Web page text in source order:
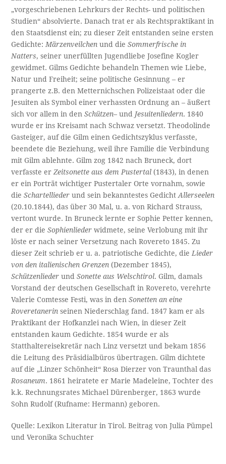
„vorgeschriebenen Lehrkurs der Rechts- und politischen
Studien“ absolvierte. Danach trat er als Rechtspraktikant in
den Staatsdienst ein; zu dieser Zeit entstanden seine ersten
Gedichte:Märzenveilchen und dieSommerfrische in
Natters, seiner unerfüllten Jugendliebe Josefine Kogler
gewidmet. Gilms Gedichte behandeln Themen wie Liebe,
Natur und Freiheit; seine politische Gesinnung – er
prangerte z.B. den Metternichschen Polizeistaat oder die
Jesuiten als Symbol einer verhassten Ordnung an – äußert
sich vor allem in denSchützen– und Jesuitenliedern. 1840
wurde er ins Kreisamt nach Schwaz versetzt. Theodolinde
Gasteiger, auf die Gilm einen Gedichtszyklus verfasste,
beendete die Beziehung, weil ihre Familie die Verbindung
mit Gilm ablehnte. Gilm zog 1842 nach Bruneck, dort
verfasste erZeitsonette aus dem Pustertal (1843), in denen
er ein Porträt wichtiger Pustertaler Orte vornahm, sowie
dieSchartellieder und sein bekanntestes GedichtAllerseelen
(20.10.1844), das über 30 Mal, u. a. von Richard Strauss,
vertont wurde. In Bruneck lernte er Sophie Petter kennen,
der er dieSophienlieder widmete, seine Verlobung mit ihr
löste er nach seiner Versetzung nach Rovereto 1845. Zu
dieser Zeit schrieb er u. a. patriotische Gedichte, dieLieder
von den italienischen Grenzen (Dezember 1845),
Schützenlieder undSonette aus Welschtirol. Gilm, damals
Vorstand der deutschen Gesellschaft in Rovereto, verehrte
Valerie Comtesse Festi, was in denSonetten an eine
Roveretanerin seinen Niederschlag fand. 1847 kam er als
Praktikant der Hofkanzlei nach Wien, in dieser Zeit
entstanden kaum Gedichte. 1854 wurde er als
Statthaltereisekretär nach Linz versetzt und bekam 1856
die Leitung des Präsidialbüros übertragen. Gilm dichtete
auf die „Linzer Schönheit“ Rosa Dierzer von Traunthal das
Rosaneum. 1861 heiratete er Marie Madeleine, Tochter des
k.k. Rechnungsrates Michael Dürenberger, 1863 wurde
Sohn Rudolf (Rufname: Hermann) geboren.
Quelle: Lexikon Literatur in Tirol. Beitrag von Julia Pümpel
und Veronika Schuchter